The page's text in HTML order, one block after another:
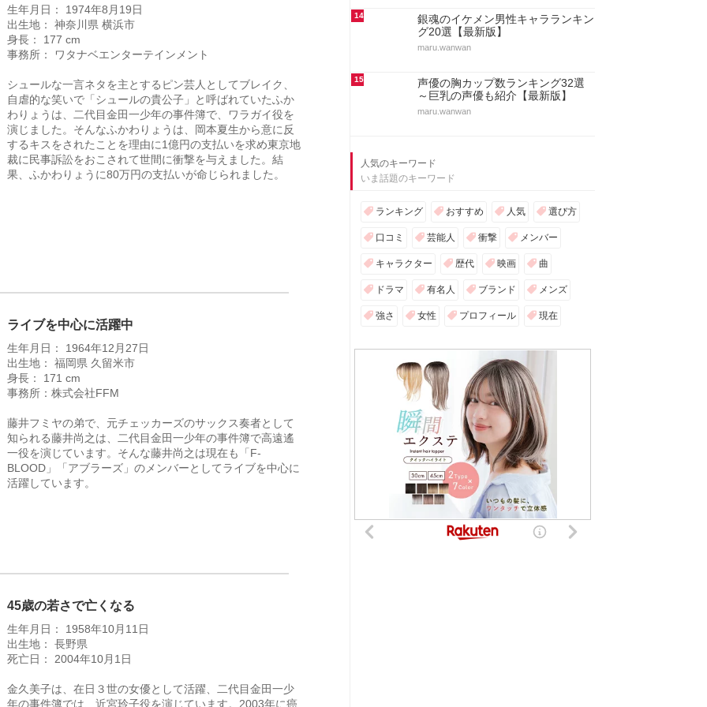
生年月日： 1974年8月19日
出生地： 神奈川県 横浜市
身長： 177 cm
事務所： ワタナベエンターテインメント
シュールな一言ネタを主とするピン芸人としてブレイク、
自虐的な笑いで「シュールの貴公子」と呼ばれていたふか
わりょうは、二代目金田一少年の事件簿で、ワラガイ役を
演じました。そんなふかわりょうは、岡本夏生から意に反
するキスをされたことを理由に1億円の支払いを求め東京地
裁に民事訴訟をおこされて世間に衝撃を与えました。結
果、ふかわりょうに80万円の支払いが命じられました。
ライブを中心に活躍中
生年月日： 1964年12月27日
出生地： 福岡県 久留米市
身長： 171 cm
事務所：株式会社FFM
藤井フミヤの弟で、元チェッカーズのサックス奏者として
知られる藤井尚之は、二代目金田一少年の事件簿で高遠遙
一役を演じています。そんな藤井尚之は現在も「F-
BLOOD」「アブラーズ」のメンバーとしてライブを中心に
活躍しています。
45歳の若さで亡くなる
生年月日： 1958年10月11日
出生地： 長野県
死亡日： 2004年10月1日
金久美子は、在日３世の女優として活躍、二代目金田一少
年の事件簿では、近宮玲子役を演じています。2003年に癌
14
銀魂のイケメン男性キャラランキン
グ20選【最新版】
maru.wanwan
15
声優の胸カップ数ランキング32選
～巨乳の声優も紹介【最新版】
maru.wanwan
人気のキーワード
いま話題のキーワード
ランキング おすすめ 人気 選び方
口コミ 芸能人 衝撃 メンバー
キャラクター 歴代 映画 曲
ドラマ 有名人 ブランド メンズ
強さ 女性 プロフィール 現在